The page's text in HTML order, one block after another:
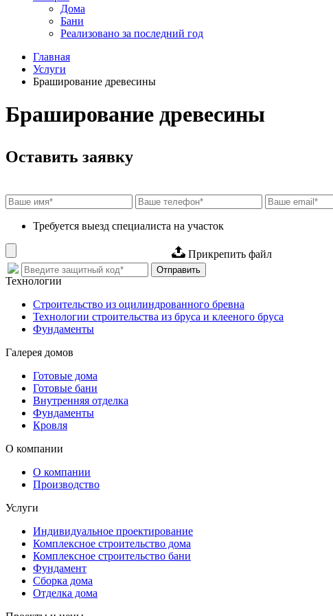
Дома
Бани
Реализовано за последний год
Главная
Услуги
Браширование древесины
Браширование древесины
Оставить заявку
Требуется выезд специалиста на участок
Прикрепить файл
Отправить
Технологии
Строительство из оцилиндрованного бревна
Технологии строительства из бруса и клееного бруса
Фундаменты
Галерея домов
Готовые дома
Готовые бани
Внутренняя отделка
Фундаменты
Кровля
О компании
О компании
Производство
Услуги
Индивидуальное проектирование
Комплексное строительство дома
Комплексное строительство бани
Фундамент
Сборка дома
Отделка дома